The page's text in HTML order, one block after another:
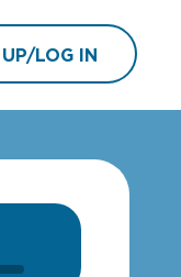
LOG IN